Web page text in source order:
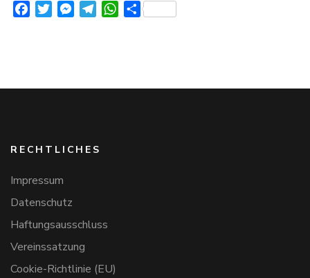
FacebookTwitterMessenger
TelegramWhatsApp
Teilen
RECHTLICHES
Impressum
Datenschutz
Haftungsausschluss
Vereinssatzung
Cookie-Richtlinie (EU)